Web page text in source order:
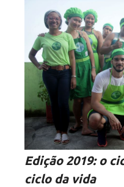
Edição 2019: o
ciclo da vida